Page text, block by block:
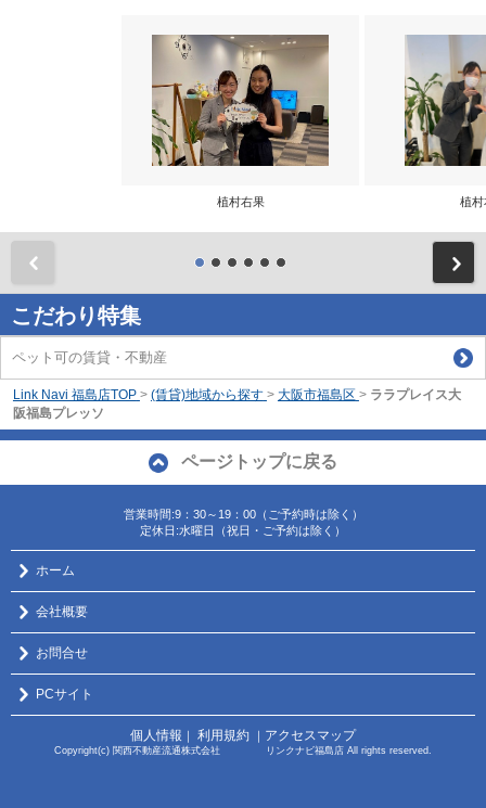
植村右果 植村
こだわり特集
ペット可の賃貸・不動産
Link Navi 福島店TOP > (賃貸)地域から探す > 大阪市福島区 > ララプレイス大
阪福島プレッソ
ページトップに戻る
営業時間:9：30～19：00（ご予約時は除く）
定休日:水曜日（祝日・ご予約は除く）
ホーム
会社概要
お問合せ
PCサイト
個人情報 利用規約 アクセスマップ
Copyright(c) 関西不動産流通株式会社 リンクナビ福島店 All rights reserved.